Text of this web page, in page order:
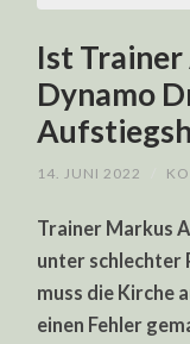
Ist Trainer
Dynamo
14. JUNI 2022
Trainer Markus
unter schlechter
muss die Kirche
einen Fehler